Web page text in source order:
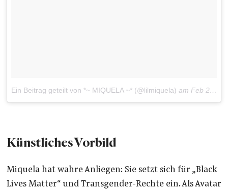
Ein Beitrag geteilt von *~ MIQUELA ~* (@lilmiquela) am Feb 28, 2018 um 12:47 PST
Künstliches Vorbild
Miquela hat wahre Anliegen: Sie setzt sich für „Black
Lives Matter“ und Transgender-Rechte ein. Als Avatar